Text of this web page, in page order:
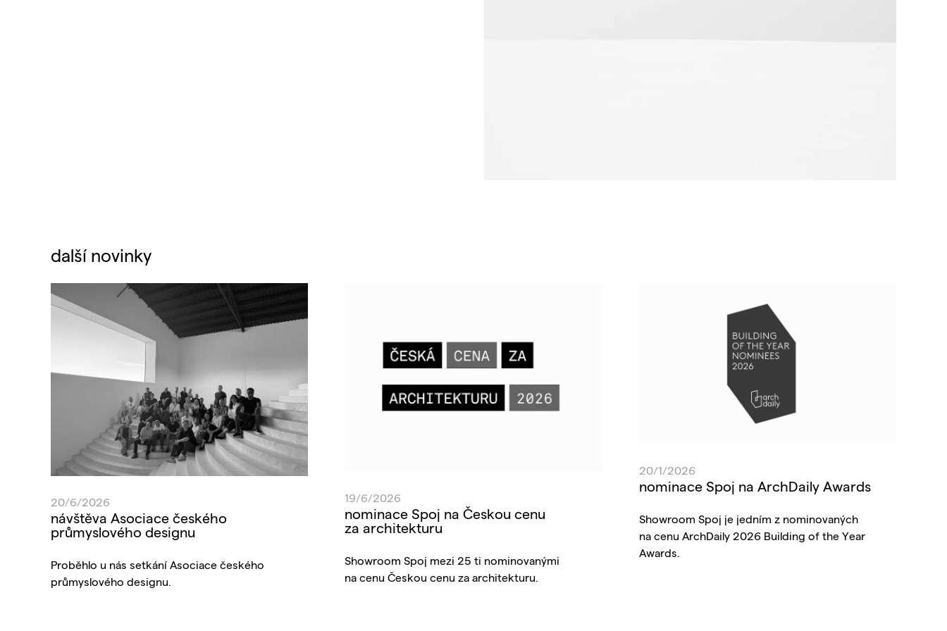
další novinky
20/6/2026
návštěva Asociace českého
průmyslového designu
Proběhlo u nás setkání Asociace českého
průmyslového designu.
19/6/2026
nominace Spoj na Českou cenu
za architekturu
Showroom Spoj mezi 25 ti nominovanými
na cenu Českou cenu za architekturu.
20/1/2026
nominace Spoj na ArchDaily Awards
Showroom Spoj je jedním z nominovaných
na cenu ArchDaily 2026 Building of the Year
Awards.